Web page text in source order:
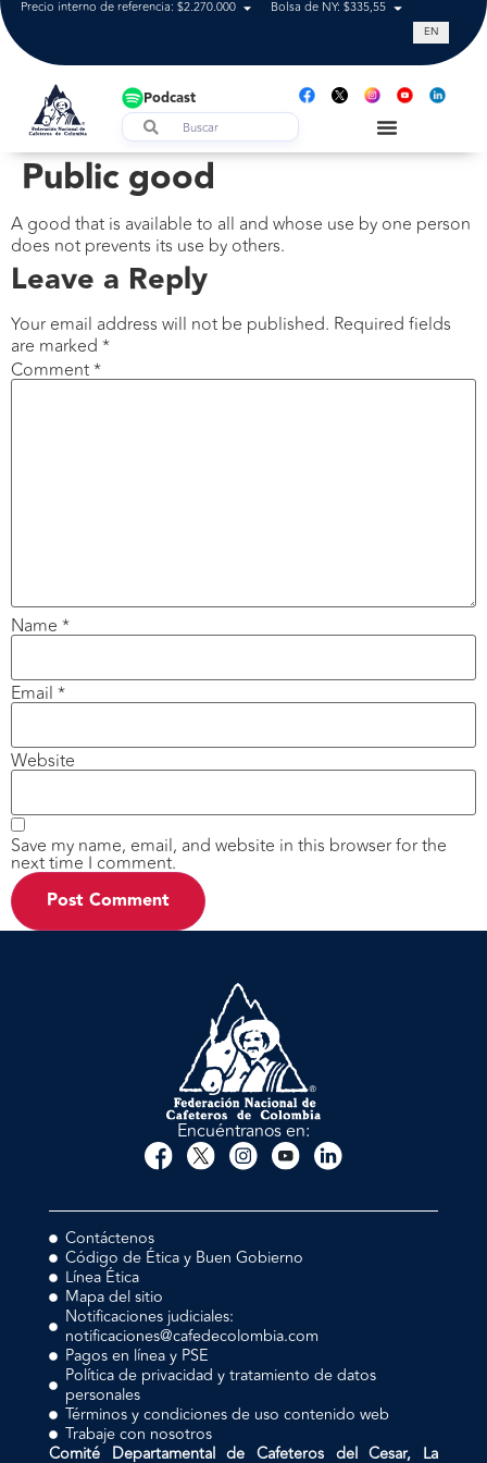
Precio interno de referencia: $2.270.000 Bolsa de NY: $335,55 Tasa de
EN
Podcast
Public good
A good that is available to all and whose use by one person
does not prevents its use by others.
Leave a Reply
Your email address will not be published. Required fields
are marked *
Comment*
Name *
Email *
Website
Save my name, email, and website in this browser for the
next time I comment.
Encuéntranos en:
Contáctenos
Código de Ética y Buen Gobierno
Línea Ética
Mapa del sitio
Notificaciones judiciales:
notificaciones@cafedecolombia.com
Pagos en línea y PSE
Política de privacidad y tratamiento de datos
personales
Términos y condiciones de uso contenido web
Trabaje con nosotros
Comité Departamental de Cafeteros del Cesar, La